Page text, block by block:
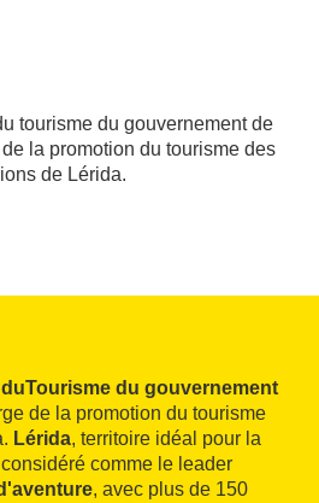
tourisme du gouvernement de
la promotion du tourisme des
de Lérida.
du gouvernement
de la promotion du tourisme
Lérida, territoire idéal pour la
comme le leader
, avec plus de 150